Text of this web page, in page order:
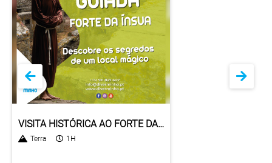
VISITA HISTÓRICA AO FORTE DA ÍNSUA
Terra 1H